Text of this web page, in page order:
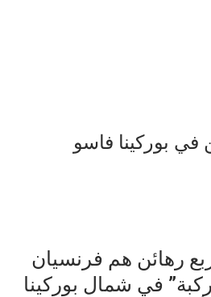
في بوركينا فاسو
رهائن هم فرنسيان
في شمال بوركينا